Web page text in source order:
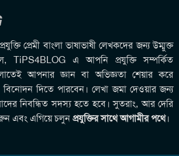
প্রেমী বাংলা ভাষাভাষী লেখকদের জন্য উম্মুক্ত
TiPS4BLOG এ আপনি প্রযুক্তি সম্পর্কিত
আপনার জ্ঞান বা অভিজ্ঞতা শেয়ার করে
বিনোদন দিতে পারবেন। লেখা জমা দেওয়ার জন্য
নিবন্ধিত সদস্য হতে হবে। সুতরাং, আর দেরি
এবং এগিয়ে চলুনপ্রযুক্তির সাথে আগামীর পথে।